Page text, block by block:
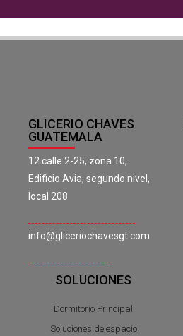
GLICERIO CHAVES
GUATEMALA
12 calle 2-25, zona 10,
Edificio Avia, segundo nivel,
local 208
info@gliceriochavesgt.com
SOLUCIONES
Dormitorio Principal
Soluciones de espacio